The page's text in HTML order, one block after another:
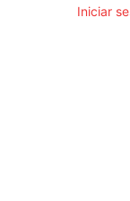
Iniciar